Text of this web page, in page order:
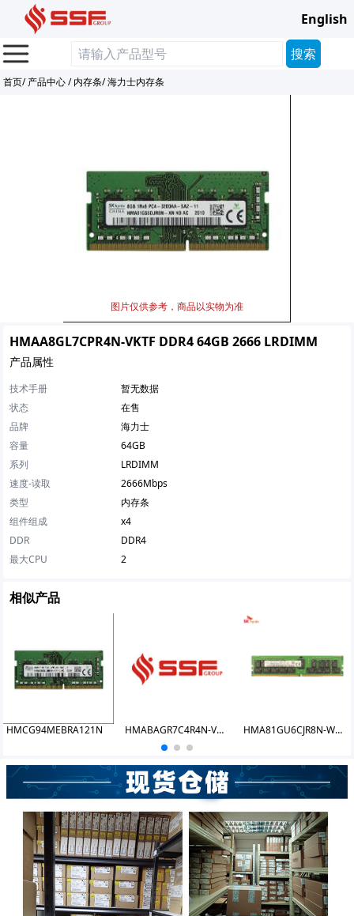
English
首页/产品中心/内存条/海力士内存条
图片仅供参考，商品以实物为准
HMAA8GL7CPR4N-VKTF DDR4 64GB 2666 LRDIMM
产品属性
技术手册
暂无数据
状态
在售
品牌
海力士
容量
64GB
系列
LRDIMM
速度-读取
2666Mbps
类型
内存条
组件组成
x4
DDR
DDR4
最大CPU
2
相似产品
HMCG94MEBRA121N HMABAGR7C4R4N-VNT3 HMA81GU6CJR8N-WM UDIMM 8GB 2933